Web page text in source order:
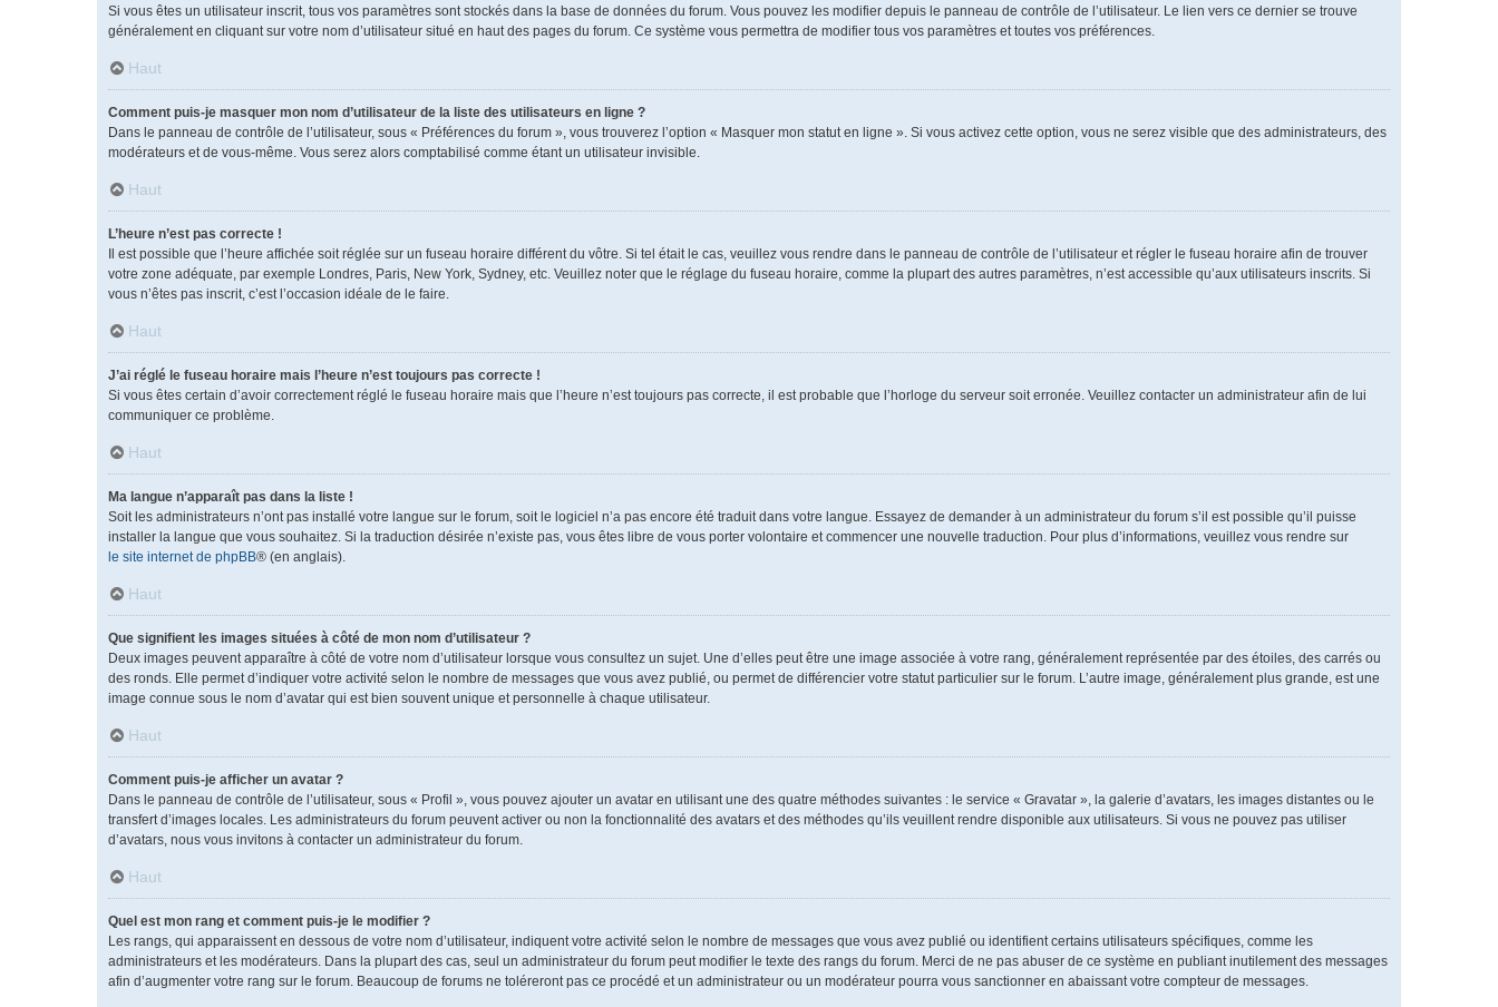
Si vous êtes un utilisateur inscrit, tous vos paramètres sont stockés dans la base de données du forum. Vous pouvez les modifier depuis le panneau de contrôle de l’utilisateur. Le lien vers ce dernier se trouve
généralement en cliquant sur votre nom d’utilisateur situé en haut des pages du forum. Ce système vous permettra de modifier tous vos paramètres et toutes vos préférences.
Haut
Comment puis-je masquer mon nom d’utilisateur de la liste des utilisateurs en ligne ?
Dans le panneau de contrôle de l’utilisateur, sous « Préférences du forum », vous trouverez l’option « Masquer mon statut en ligne ». Si vous activez cette option, vous ne serez visible que des administrateurs, des
modérateurs et de vous-même. Vous serez alors comptabilisé comme étant un utilisateur invisible.
Haut
L’heure n’est pas correcte !
Il est possible que l’heure affichée soit réglée sur un fuseau horaire différent du vôtre. Si tel était le cas, veuillez vous rendre dans le panneau de contrôle de l’utilisateur et régler le fuseau horaire afin de trouver
votre zone adéquate, par exemple Londres, Paris, New York, Sydney, etc. Veuillez noter que le réglage du fuseau horaire, comme la plupart des autres paramètres, n’est accessible qu’aux utilisateurs inscrits. Si
vous n’êtes pas inscrit, c’est l’occasion idéale de le faire.
Haut
J’ai réglé le fuseau horaire mais l’heure n’est toujours pas correcte !
Si vous êtes certain d’avoir correctement réglé le fuseau horaire mais que l’heure n’est toujours pas correcte, il est probable que l’horloge du serveur soit erronée. Veuillez contacter un administrateur afin de lui
communiquer ce problème.
Haut
Ma langue n’apparaît pas dans la liste !
Soit les administrateurs n’ont pas installé votre langue sur le forum, soit le logiciel n’a pas encore été traduit dans votre langue. Essayez de demander à un administrateur du forum s’il est possible qu’il puisse
installer la langue que vous souhaitez. Si la traduction désirée n’existe pas, vous êtes libre de vous porter volontaire et commencer une nouvelle traduction. Pour plus d’informations, veuillez vous rendre sur
le site internet de phpBB® (en anglais).
Haut
Que signifient les images situées à côté de mon nom d’utilisateur ?
Deux images peuvent apparaître à côté de votre nom d’utilisateur lorsque vous consultez un sujet. Une d’elles peut être une image associée à votre rang, généralement représentée par des étoiles, des carrés ou
des ronds. Elle permet d’indiquer votre activité selon le nombre de messages que vous avez publié, ou permet de différencier votre statut particulier sur le forum. L’autre image, généralement plus grande, est une
image connue sous le nom d’avatar qui est bien souvent unique et personnelle à chaque utilisateur.
Haut
Comment puis-je afficher un avatar ?
Dans le panneau de contrôle de l’utilisateur, sous « Profil », vous pouvez ajouter un avatar en utilisant une des quatre méthodes suivantes : le service « Gravatar », la galerie d’avatars, les images distantes ou le
transfert d’images locales. Les administrateurs du forum peuvent activer ou non la fonctionnalité des avatars et des méthodes qu’ils veuillent rendre disponible aux utilisateurs. Si vous ne pouvez pas utiliser
d’avatars, nous vous invitons à contacter un administrateur du forum.
Haut
Quel est mon rang et comment puis-je le modifier ?
Les rangs, qui apparaissent en dessous de votre nom d’utilisateur, indiquent votre activité selon le nombre de messages que vous avez publié ou identifient certains utilisateurs spécifiques, comme les
administrateurs et les modérateurs. Dans la plupart des cas, seul un administrateur du forum peut modifier le texte des rangs du forum. Merci de ne pas abuser de ce système en publiant inutilement des messages
afin d’augmenter votre rang sur le forum. Beaucoup de forums ne toléreront pas ce procédé et un administrateur ou un modérateur pourra vous sanctionner en abaissant votre compteur de messages.